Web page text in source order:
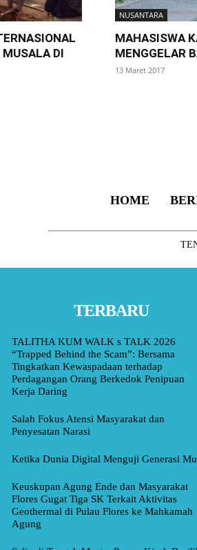
DI
NUSANTARA
MAHASISWA
MENGGELAR
13 Maret 2017
HOME
TERBARU
TALITHA KUM WALK s TALK 2026
“Trapped Behind the Scam”: Bersama
Tingkatkan Kewaspadaan terhadap
Perdagangan Orang Berkedok Penipuan
Kerja Daring
Salah Fokus Atensi Masyarakat dan
Penyesatan Narasi
Ketika Dunia Digital Menguji Generasi
Keuskupan Agung Ende dan Masyarakat
Flores Gugat Tiga SK Terkait Aktivitas
Geothermal di Pulau Flores ke Mahkamah
Agung